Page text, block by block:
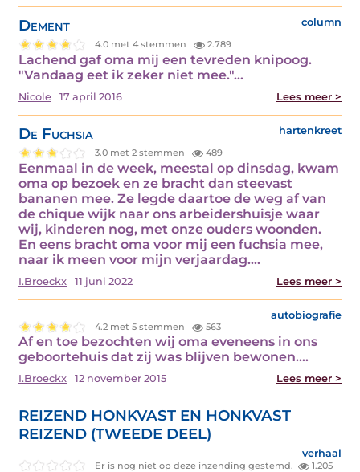
Dement column
4.0 met 4 stemmen 2.789
Lachend gaf oma mij een tevreden knipoog.
"Vandaag eet ik zeker niet mee."…
Nicole 17 april 2016 Lees meer >
De Fuchsia hartenkreet
3.0 met 2 stemmen 489
Eenmaal in de week, meestal op dinsdag, kwam
oma op bezoek en ze bracht dan steevast
bananen mee. Ze legde daartoe de weg af van
de chique wijk naar ons arbeidershuisje waar
wij, kinderen nog, met onze ouders woonden.
En eens bracht oma voor mij een fuchsia mee,
naar ik meen voor mijn verjaardag.…
I.Broeckx 11 juni 2022 Lees meer >
autobiografie
4.2 met 5 stemmen 563
Af en toe bezochten wij oma eveneens in ons
geboortehuis dat zij was blijven bewonen.…
I.Broeckx 12 november 2015 Lees meer >
REIZEND HONKVAST EN HONKVAST
REIZEND (TWEEDE DEEL)
verhaal
Er is nog niet op deze inzending gestemd. 1.205